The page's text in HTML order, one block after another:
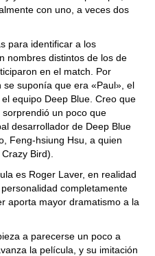
con uno, a veces dos
para identificar a los
nombres distintos de los de
en el match. Por
suponía que era «Paul», el
equipo Deep Blue. Creo que
un poco que
desarrollador de Deep Blue
Feng-hsiung Hsu, a quien
Bird).
es Roger Laver, en realidad
completamente
aporta mayor dramatismo a la
a parecerse un poco a
la película, y su imitación